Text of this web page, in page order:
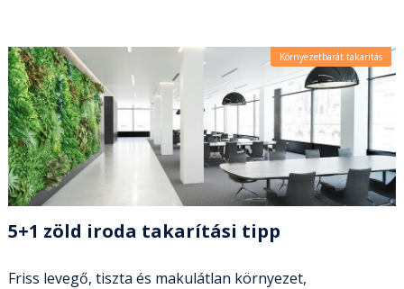
5+1 zöld iroda takarítási tipp
Friss levegő, tiszta és makulátlan környezet,
Környezetbarát takarítás